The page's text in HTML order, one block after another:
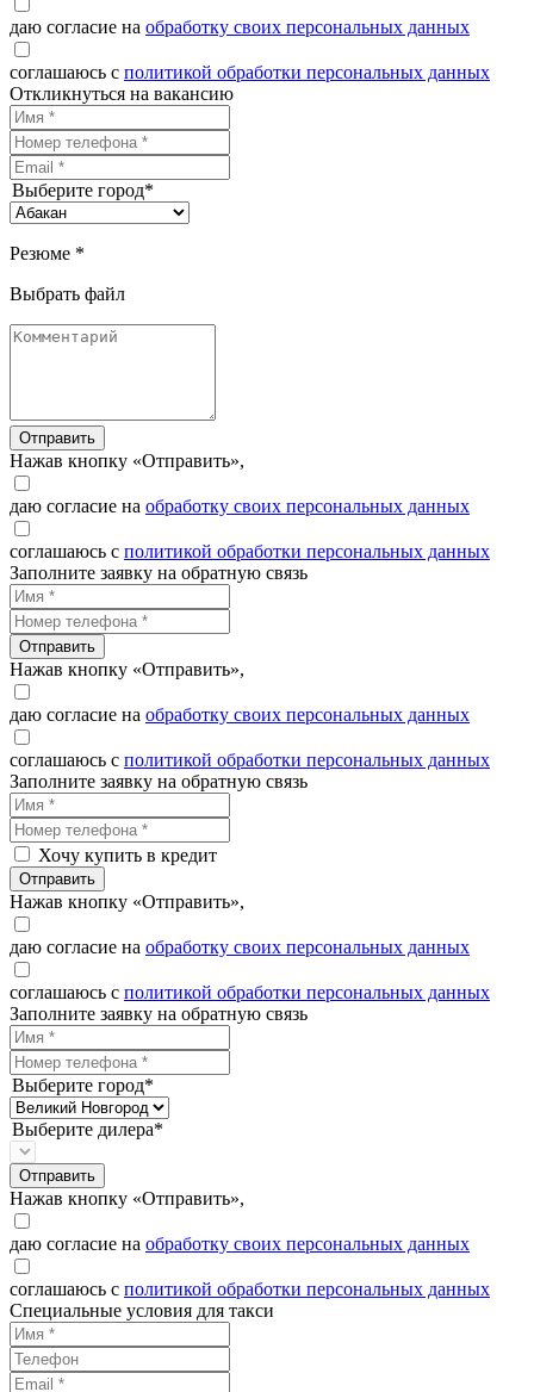
даю согласие на обработку своих персональных данных
соглашаюсь с политикой обработки персональных данных
Откликнуться на вакансию
Выберите город*
Резюме *
Выбрать файл
Отправить
Нажав кнопку «Отправить»,
даю согласие на обработку своих персональных данных
соглашаюсь с политикой обработки персональных данных
Заполните заявку на обратную связь
Отправить
Нажав кнопку «Отправить»,
даю согласие на обработку своих персональных данных
соглашаюсь с политикой обработки персональных данных
Заполните заявку на обратную связь
Хочу купить в кредит
Отправить
Нажав кнопку «Отправить»,
даю согласие на обработку своих персональных данных
соглашаюсь с политикой обработки персональных данных
Заполните заявку на обратную связь
Выберите город*
Выберите дилера*
Отправить
Нажав кнопку «Отправить»,
даю согласие на обработку своих персональных данных
соглашаюсь с политикой обработки персональных данных
Специальные условия для такси